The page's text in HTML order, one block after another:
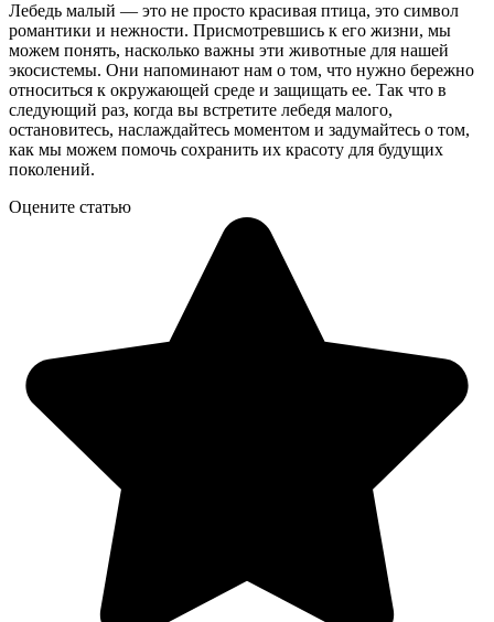
Лебедь малый — это не просто красивая птица, это символ
романтики и нежности. Присмотревшись к его жизни, мы
можем понять, насколько важны эти животные для нашей
экосистемы. Они напоминают нам о том, что нужно бережно
относиться к окружающей среде и защищать ее. Так что в
следующий раз, когда вы встретите лебедя малого,
остановитесь, наслаждайтесь моментом и задумайтесь о том,
как мы можем помочь сохранить их красоту для будущих
поколений.
Оцените статью